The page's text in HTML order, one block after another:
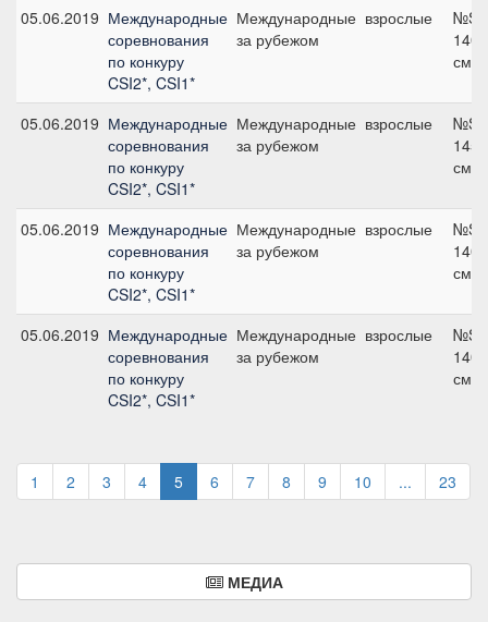
05.06.2019 Международные
соревнования
по конкуру
CSI2*, CSI1*
Международные
за рубежом
взрослые
140
см
05.06.2019 Международные
соревнования
по конкуру
CSI2*, CSI1*
Международные
за рубежом
взрослые
145
см
05.06.2019 Международные
соревнования
по конкуру
CSI2*, CSI1*
Международные
за рубежом
взрослые
140
см
05.06.2019 Международные
соревнования
по конкуру
CSI2*, CSI1*
Международные
за рубежом
взрослые
140
см
1 2 3 4 5 6 7 8 9 10 ... 23
МЕДИА